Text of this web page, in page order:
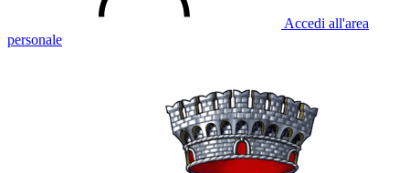
Accedi all'area
personale